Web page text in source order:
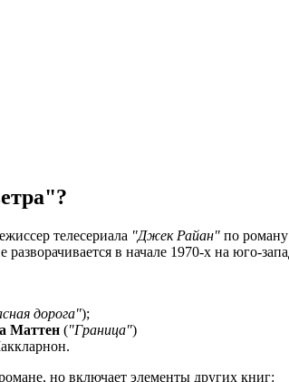
телесериала "Джек Райан" по роману
разворачивается в начале 1970-х на
дорога");
Маттен ("Граница")
но включает элементы других книг: